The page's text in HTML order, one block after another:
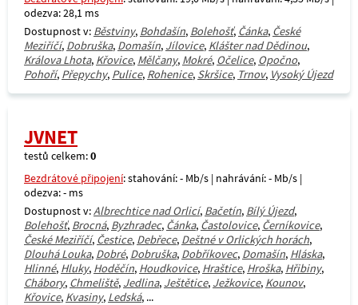
odezva: 28,1 ms
Dostupnost v: Běstviny, Bohdašín, Bolehošť, Čánka, České
Meziříčí, Dobruška, Domašín, Jílovice, Klášter nad Dědinou,
Králova Lhota, Křovice, Mělčany, Mokré, Očelice, Opočno,
Pohoří, Přepychy, Pulice, Rohenice, Skršice, Trnov, Vysoký Újezd
JVNET
testů celkem:0
Bezdrátové připojení: stahování: - Mb/s | nahrávání: - Mb/s |
odezva: - ms
Dostupnost v:Albrechtice nad Orlicí, Bačetín, Bílý Újezd,
Bolehošť, Brocná, Byzhradec, Čánka, Častolovice, Černíkovice,
České Meziříčí, Čestice, Debřece, Deštné v Orlických horách,
Dlouhá Louka, Dobré, Dobruška, Dobříkovec, Domašín, Hláska,
Hlinné, Hluky, Hoděčín, Houdkovice, Hraštice, Hroška, Hřibiny,
Chábory, Chmeliště, Jedlina, Ještětice, Ježkovice, Kounov,
Křovice, Kvasiny, Ledská, ...